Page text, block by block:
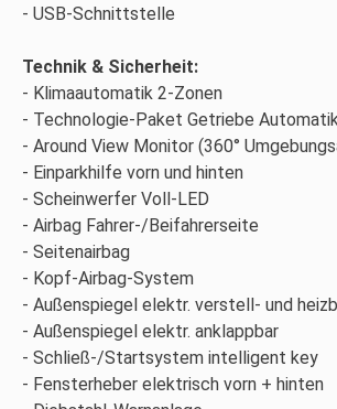
USB-Schnittstelle
Technik & Sicherheit:
Klimaautomatik 2-Zonen
Technologie-Paket Getriebe
Around View Monitor (360°
Einparkhilfe vorn und hinten
Scheinwerfer Voll-LED
Airbag Fahrer-/Beifahrerseite
Seitenairbag
Kopf-Airbag-System
Außenspiegel elektr. verstell- und
Außenspiegel elektr. anklappbar
Schließ-/Startsystem intelligent key
Fensterheber elektrisch vorn + hinten